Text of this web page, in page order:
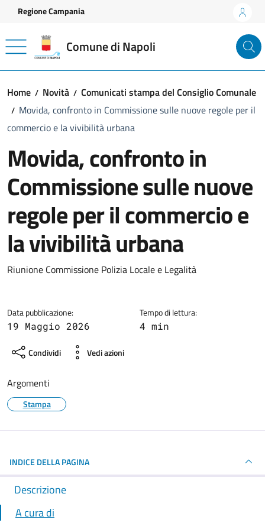
Vai ai contenuti
Vai al footer
Regione Campania
Comune di Napoli
Home Novità
Comunicati stampa del Consiglio Comunale
Movida, confronto in Commissione sulle nuove regole per il
commercio e la vivibilità urbana
Movida, confronto in
Commissione sulle nuove
regole per il commercio e
la vivibilità urbana
Dettagli della notizia
Riunione Commissione Polizia Locale e Legalità
Data pubblicazione:
19 Maggio 2026
Tempo di lettura:
4 min
Condividi Vedi azioni
Argomenti
Stampa
INDICE DELLA PAGINA
Descrizione
A cura di